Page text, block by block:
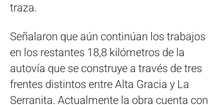
traza.
Señalaron que aún continúan los trabajos
en los restantes 18,8 kilómetros de la
autovía que se construye a través de tres
frentes distintos entre Alta Gracia y La
Serranita. Actualmente la obra cuenta con